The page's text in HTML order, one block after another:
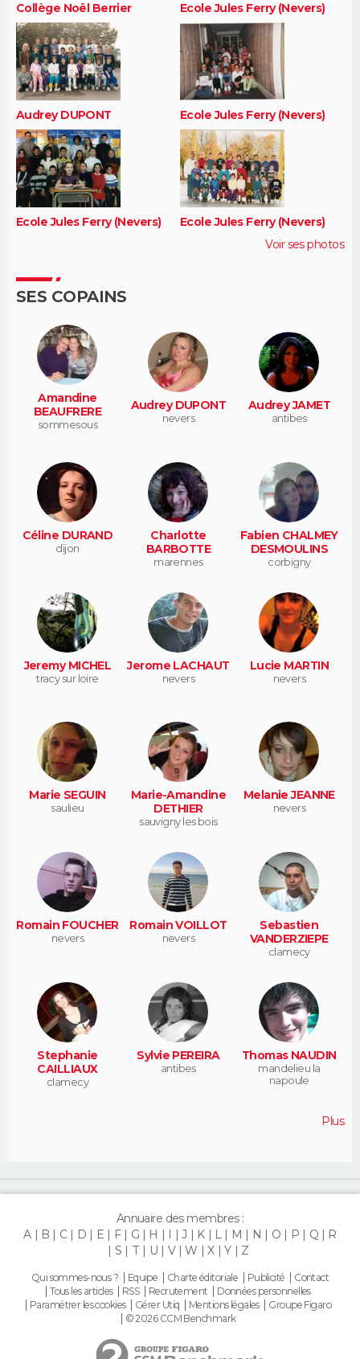
Collège Noël Berrier Ecole Jules Ferry (Nevers)
Audrey DUPONT Ecole Jules Ferry (Nevers)
Ecole Jules Ferry (Nevers)
Ecole Jules Ferry (Nevers)
Voir ses photos
SES COPAINS
Amandine
BEAUFRERE
sommesous
Audrey DUPONT
nevers
Audrey JAMET
antibes
Céline DURAND
dijon
Charlotte
BARBOTTE
marennes
Fabien CHALMEY
DESMOULINS
corbigny
Jeremy MICHEL
tracy sur loire
Jerome LACHAUT
nevers
Lucie MARTIN
nevers
Marie SEGUIN
saulieu
Marie-Amandine
DETHIER
sauvigny les bois
Melanie JEANNE
nevers
Romain FOUCHER
nevers
Romain VOILLOT
nevers
Sebastien
VANDERZIEPE
clamecy
Stephanie
CAILLIAUX
clamecy
Sylvie PEREIRA
antibes
Thomas NAUDIN
mandelieu la
napoule
Plus
Annuaire des membres :
A
B C D E F G H I J K L M N O P Q
R
S
T U V W X Y Z
Qui sommes-nous ? Equipe Charte éditoriale Publicité
Contact
Tous les articles
RSS Recrutement
Données personnelles
Paramétrer les cookies
Gérer Utiq Mentions légales
Groupe Figaro
© 2026 CCM Benchmark